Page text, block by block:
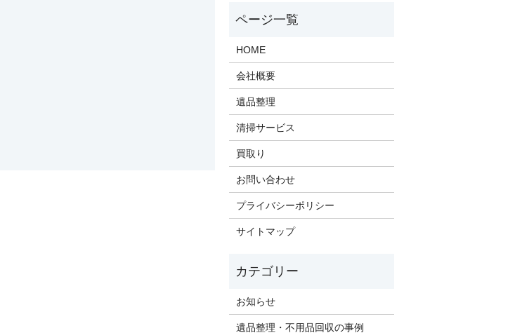
HOME
会社概要
遺品整理
清掃サービス
買取り
お問い合わせ
プライバシーポリシー
サイトマップ
お知らせ
遺品整理・不用品回収の事例